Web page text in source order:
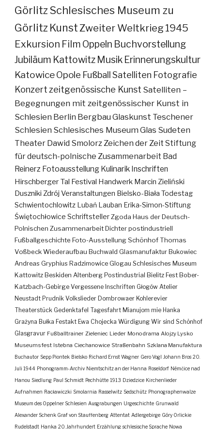
GörlitzSchlesisches Museum zu
Görlitz KunstZweiter Weltkrieg 1945
Exkursion Film Oppeln Buchvorstellung
Jubiläum Kattowitz Musik Erinnerungskultur
KatowiceOpole FußballSatelliten Fotografie
Konzertzeitgenössische Kunst Satelliten –
Begegnungen mit zeitgenössischer Kunst in
Schlesien Berlin BergbauGlaskunst Teschener
Schlesien Schlesisches MuseumGlas Sudeten
Theater Dawid SmolorzZeichen der Zeit Stiftung
für deutsch-polnische Zusammenarbeit Bad
Reinerz Fotoausstellung Kulinarik Inschriften
Hirschberger Tal Festival Handwerk Marcin Zieliński
Duszniki Zdrój Veranstaltungen Bielsko-Biała Todestag
Schwientochlowitz Lubań Lauban Erika-Simon-Stiftung
Świętochłowice SchriftstellerZgoda Haus der Deutsch-
Polnischen ZusammenarbeitDichterpostindustriell
Fußballgeschichte Foto-AusstellungSchönhofThomas
VoßbeckWiederaufbau Buchwald Glasmanufaktur Bukowiec
Andreas Gryphius Radzimowice Glogau Schlesisches Museum
Kattowitz Beskiden Altenberg Postindustrial Bielitz Fest Bober-
Katzbach-Gebirge Vergessene Inschriften Głogów Atelier
Neustadt Prudnik Volkslieder Dombrowaer Kohlerevier
Theaterstück Gedenktafel Tagesfahrt Mianujom mie Hanka
Grażyna Bułka Festakt Ewa Chojecka Würdigung Wir sind Schönhof
Glasgravur Fußballtrainer Zieleniec Lieder Monodrama Alojzy Lysko
Museumsfest Istebna Ciechanowice Straßenbahn Szklana Manufaktura
Buchautor Sepp Piontek Bielsko Richard Ernst Wagner Gero Vogl Johann Bros 20.
Juli 1944 Phonogramm-Archiv Niemtschitz an der Hanna Roseldorf Némčice nad
Hanou Siedlung Paul Schmidt Pechhütte 1913 Dziedzice Kirchenlieder
Aufnahmen Racławiczki Smolarnia Rasselwitz Sedschütz Phonographenwalze
Museum des Oppelner Schlesien Ausgrabungen Urgeschichte Grunwald
Alexander Schenk Graf von Stauffenberg Attentat Adlergebirge Góry Orlickie
Rudelstadt Hanka 20. Jahrhundert Erzählung schlesische Sprache Nowa